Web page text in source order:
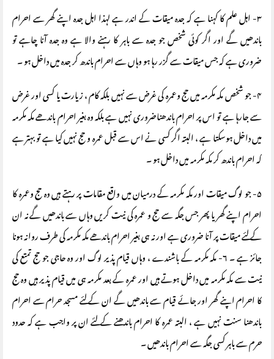
۳- اہل علم کا کہنا ہے کہ جدہ میقات کے اندر ہے لہذا اہل جدہ اپنے گھر سے احرام
باندھیں گے اور اگر کوئی شخص جو جدہ سے باہر کا رہنے والا ہے وہ جدہ آنا چاہے تو
ضروری ہے کہ جس میقات سے گزر رہا ہو وہاں سے احرام باندھ کر جدہ میں داخل ہو ۔
۴- جو شخص مکہ مکرمہ میں حج وعمرہ کی غرض سے نہیں بلکہ کام ، زیارت یا کسی اور غرض
سے جارہا ہے تو اس پر احرام باندھناضروری نہیں ہے بلکہ وہ بغیر احرام باندھے مکہ مکرمہ
میں داخل ہوسکتا ہے ، البتہ اگر کسی نے اس سے قبل عمرہ و حج نہیں کیا ہے تو بہتر ہے
کہ احرام باندھ کر مکہ مکرمہ میں داخل ہو ۔
۵- جو لوگ میقات اور مکہ مکرمہ کے درمیان میں واقع مقامات پر رہتے ہیں وہ حج وعمرہ کا
احرام اپنے گھر یا پھر جس جگہ سے حج و عمرہ کی نیت کریں وہاں سے باندھیں گے نہ ان
کے لئے میقات پر آنا ضروری ہے اور نہ ہی بغیر احرام باندھے مکہ مکرمہ کی طرف روانہ ہونا
جائز ہے ۔ ۶- مکہ مکرمہ کے باشندے ، وہاں قیام پذیر لوگ اور وہ حاجی جو حج تمتع کی
نیت سے مکہ مکرمہ میں داخل ہوتے ہیں اور عمرہ کے بعد مکرمہ ہی میں قیام پذیر ہیں وہ حج
کا احرام اپنے گھر اور جائے قیام سے باندھیں گے ان کے لئے مسجد حرام سے احرام
باندھنا سنت نہیں ہے ، البتہ عمرہ کا احرام باندھنے کے لئے ان پر واجب ہے کہ حدود
حرم سے باہر کسی جگہ سے احرام باندھیں ۔